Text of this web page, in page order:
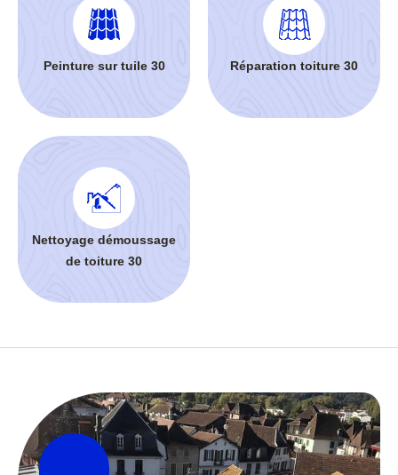
Peinture sur tuile 30 Réparation toiture 30
Nettoyage démoussage
de toiture 30